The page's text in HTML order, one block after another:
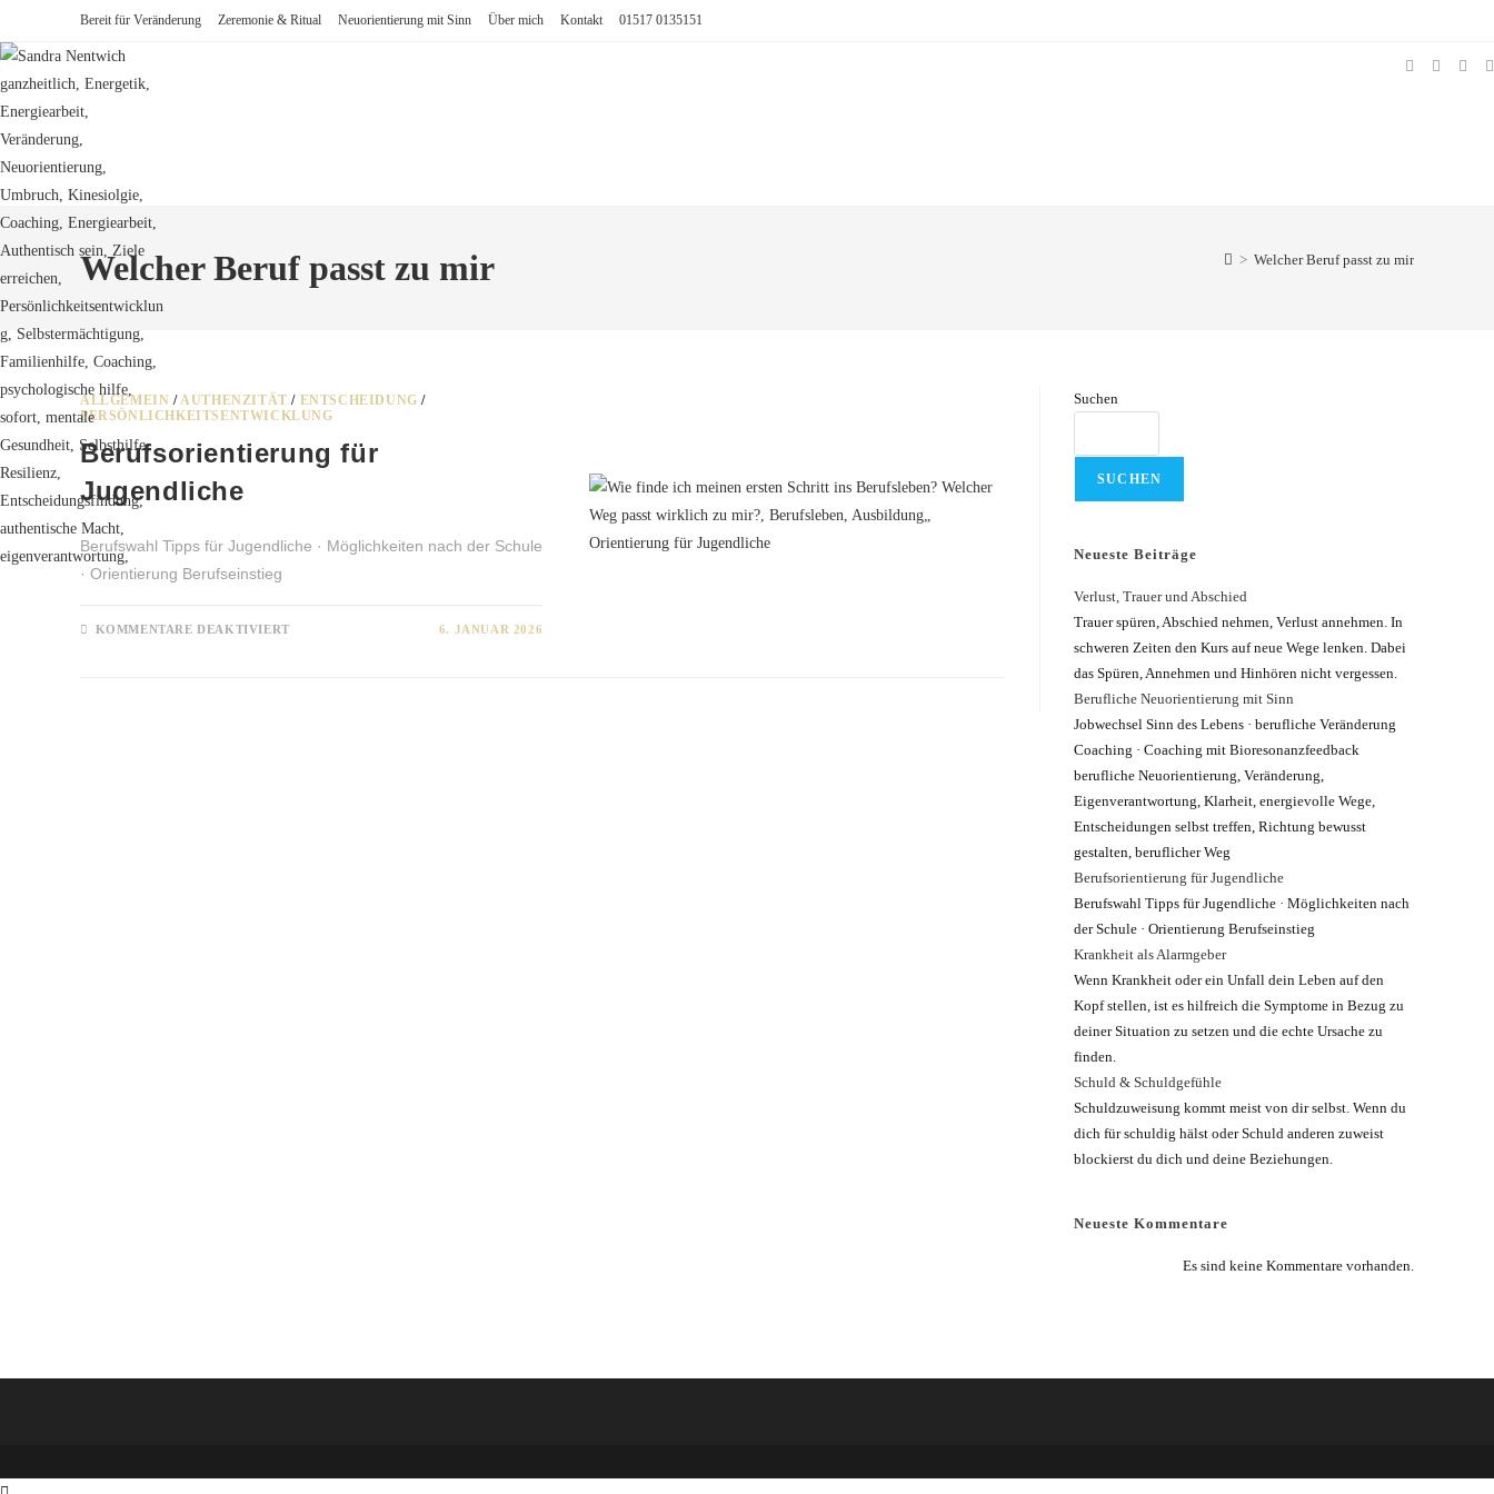
Inhalt
Bereit für Veränderung Zeremonie & Ritual Neuorientierung mit Sinn Über mich Kontakt 01517 0135151
Welcher Beruf passt zu mir > Welcher Beruf passt zu mir
Suchen
SUCHEN
Neueste Beiträge
Verlust, Trauer und Abschied
Trauer spüren, Abschied nehmen, Verlust annehmen. In
schweren Zeiten den Kurs auf neue Wege lenken. Dabei
das Spüren, Annehmen und Hinhören nicht vergessen.
Berufliche Neuorientierung mit Sinn
Jobwechsel Sinn des Lebens · berufliche Veränderung
Coaching · Coaching mit Bioresonanzfeedback
berufliche Neuorientierung, Veränderung,
Eigenverantwortung, Klarheit, energievolle Wege,
Entscheidungen selbst treffen, Richtung bewusst
gestalten, beruflicher Weg
Berufsorientierung für Jugendliche
Berufswahl Tipps für Jugendliche · Möglichkeiten nach
der Schule · Orientierung Berufseinstieg
Krankheit als Alarmgeber
Wenn Krankheit oder ein Unfall dein Leben auf den
Kopf stellen, ist es hilfreich die Symptome in Bezug zu
deiner Situation zu setzen und die echte Ursache zu
finden.
Schuld & Schuldgefühle
Schuldzuweisung kommt meist von dir selbst. Wenn du
dich für schuldig hälst oder Schuld anderen zuweist
blockierst du dich und deine Beziehungen.
Neueste Kommentare
Es sind keine Kommentare vorhanden.
ALLGEMEIN /AUTHENZITÄT / ENTSCHEIDUNG /
PERSÖNLICHKEITSENTWICKLUNG
Berufsorientierung für
Jugendliche
Berufswahl Tipps für Jugendliche · Möglichkeiten nach der Schule
· Orientierung Berufseinstieg
KOMMENTARE DEAKTIVIERTFÜR
6. JANUAR 2026